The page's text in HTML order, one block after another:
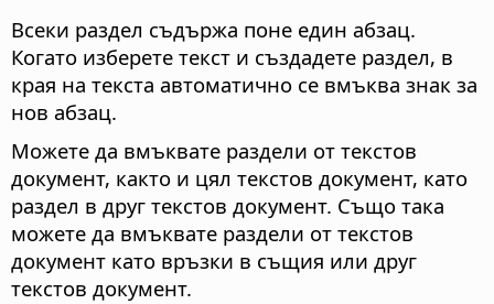
Всеки раздел съдържа поне един абзац.
Когато изберете текст и създадете раздел, в
края на текста автоматично се вмъква знак за
нов абзац.
Можете да вмъквате раздели от текстов
документ, както и цял текстов документ, като
раздел в друг текстов документ. Също така
можете да вмъквате раздели от текстов
документ като връзки в същия или друг
текстов документ.